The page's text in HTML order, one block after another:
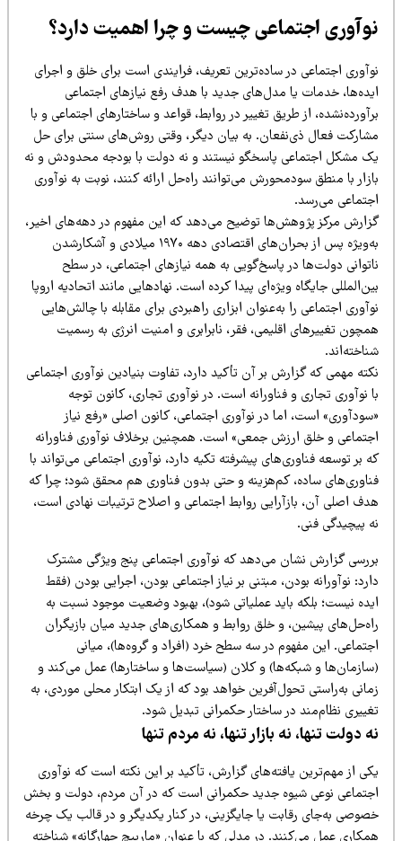
اجتماعی چیست و چرا اهمیت دارد؟
اجتماعی در ساده‌ترین تعریف، فرایندی است برای خلق و اجرای
خدمات یا مدل‌های جدید با هدف رفع نیازهای اجتماعی
از طریق تغییر در روابط، قواعد و ساختارهای اجتماعی و با
فعال ذی‌نفعان. به بیان دیگر، وقتی روش‌های سنتی برای حل
مشکل اجتماعی پاسخگو نیستند و نه دولت با بودجه محدودش و نه
با منطق سودمحورش می‌توانند راه‌حل ارائه کنند، نوبت به نوآوری
می‌رسد.
مرکز پژوهش‌ها توضیح می‌دهد که این مفهوم در دهه‌های اخیر،
به‌ویژه پس از بحران‌های اقتصادی دهه ۱۹۷۰ میلادی و آشکارشدن
دولت‌ها در پاسخ‌گویی به همه نیازهای اجتماعی، در سطح
جایگاه ویژه‌ای پیدا کرده است. نهادهایی مانند اتحادیه اروپا
اجتماعی را به‌عنوان ابزاری راهبردی برای مقابله با چالش‌هایی
تغییرهای اقلیمی، فقر، نابرابری و امنیت انرژی به رسمیت
مهمی که گزارش بر آن تأکید دارد، تفاوت بنیادین نوآوری اجتماعی
نوآوری تجاری و فناورانه است. در نوآوری تجاری، کانون توجه
است، اما در نوآوری اجتماعی، کانون اصلی «رفع نیاز
و خلق ارزش جمعی» است. همچنین برخلاف نوآوری فناورانه
بر توسعه فناوری‌های پیشرفته تکیه دارد، نوآوری اجتماعی می‌تواند با
ساده، کم‌هزینه و حتی بدون فناوری هم محقق شود؛ چرا که
اصلی آن، بازآرایی روابط اجتماعی و اصلاح ترتیبات نهادی است،
پیچیدگی فنی.
گزارش نشان می‌دهد که نوآوری اجتماعی پنج ویژگی مشترک
نوآورانه بودن، مبتنی بر نیاز اجتماعی بودن، اجرایی بودن (فقط
نیست؛ بلکه باید عملیاتی شود)، بهبود وضعیت موجود نسبت به
پیشین، و خلق روابط و همکاری‌های جدید میان بازیگران
این مفهوم در سه سطح خرد (افراد و گروه‌ها)، میانی
و شبکه‌ها) و کلان (سیاست‌ها و ساختارها) عمل می‌کند و
به‌راستی تحول‌آفرین خواهد بود که از یک ابتکار محلی موردی، به
نظام‌مند در ساختار حکمرانی تبدیل شود.
دولت تنها، نه بازار تنها، نه مردم تنها
از مهم‌ترین یافته‌های گزارش، تأکید بر این نکته است که نوآوری
نوعی شیوه جدید حکمرانی است که در آن مردم، دولت و بخش
به‌جای رقابت یا جایگزینی، در کنار یکدیگر و در قالب یک چرخه
عمل می‌کنند. در مدلی که با عنوان «مارپیچ چهارگانه» شناخته